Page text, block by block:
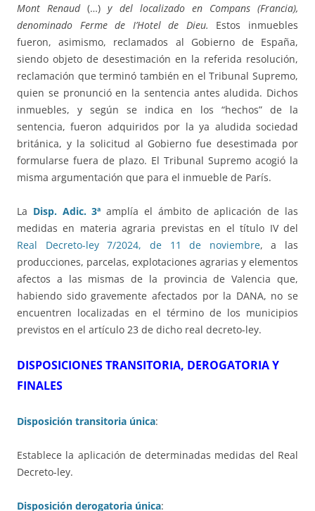
Mont Renaud(…)y del localizado en Compans (Francia),
denominado Ferme de I’Hotel de Dieu. Estos inmuebles
fueron, asimismo, reclamados al Gobierno de España,
siendo objeto de desestimación en la referida resolución,
reclamación que terminó también en el Tribunal Supremo,
quien se pronunció en la sentencia antes aludida. Dichos
inmuebles, y según se indica en los “hechos” de la
sentencia, fueron adquiridos por la ya aludida sociedad
británica, y la solicitud al Gobierno fue desestimada por
formularse fuera de plazo. El Tribunal Supremo acogió la
misma argumentación que para el inmueble de París.
La Disp. Adic. 3ª amplía el ámbito de aplicación de las
medidas en materia agraria previstas en el título IV del
Real Decreto-ley 7/2024, de 11 de noviembre, a las
producciones, parcelas, explotaciones agrarias y elementos
afectos a las mismas de la provincia de Valencia que,
habiendo sido gravemente afectados por la DANA, no se
encuentren localizadas en el término de los municipios
previstos en el artículo 23 de dicho real decreto-ley.
DISPOSICIONES TRANSITORIA, DEROGATORIA Y
FINALES
Disposición transitoria única:
Establece la aplicación de determinadas medidas del Real
Decreto-ley.
Disposición derogatoria única: